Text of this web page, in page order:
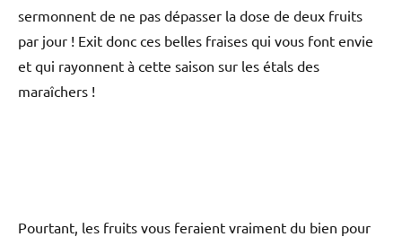
sermonnent de ne pas dépasser la dose de deux fruits
par jour ! Exit donc ces belles fraises qui vous font envie
et qui rayonnent à cette saison sur les étals des
maraîchers !
Pourtant, les fruits vous feraient vraiment du bien pour